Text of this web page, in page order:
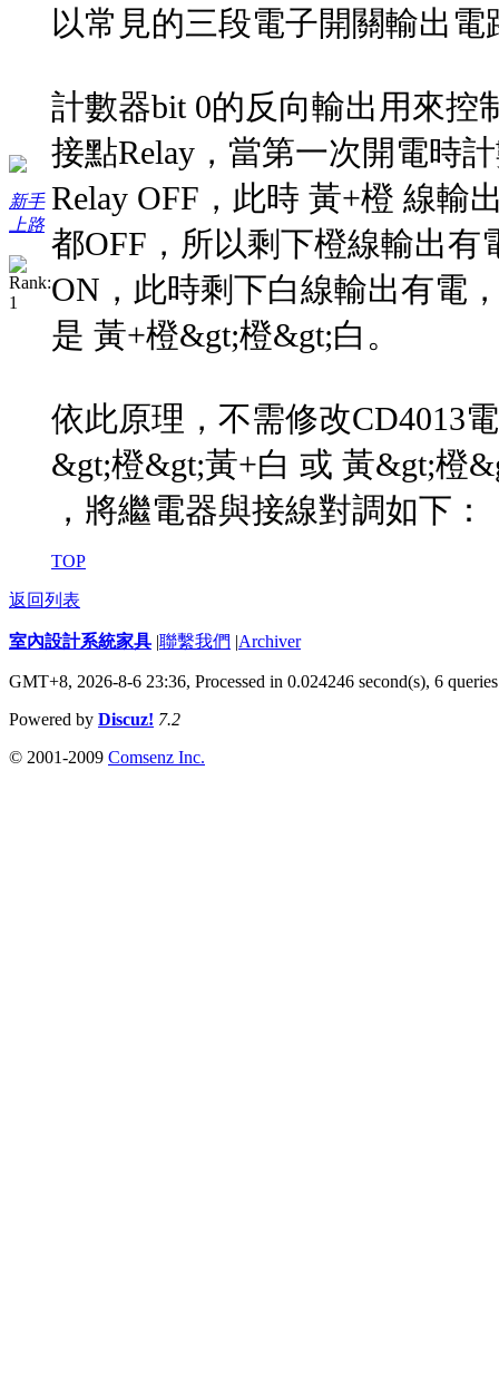
新手
上路
以常見的三段電子開關輸出
計數器bit 0的反向輸出用來控
接點Relay，當第一次開電時
Relay OFF，此時 黃+橙 線輸
都OFF，所以剩下橙線輸出有
ON，此時剩下白線輸出有電
是 黃+橙&gt;橙&gt;白。
依此原理，不需修改CD4013
&gt;橙&gt;黃+白 或 黃&gt;橙
，將繼電器與接線對調如下：
TOP
返回列表
室內設計系統家具 |聯繫我們 |Archiver
GMT+8, 2026-8-6 23:36, Processed in 0.024246 second(s), 6 queries
Powered by Discuz! 7.2
© 2001-2009 Comsenz Inc.